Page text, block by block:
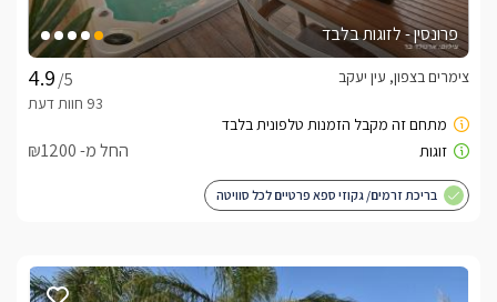
פרונסין - לזוגות בלבד
/5
צימרים בצפון, עין יעקב
החל מ- ₪1200
בריכת זרמים/ גקוזי ספא פרטיים לכל סוויטה